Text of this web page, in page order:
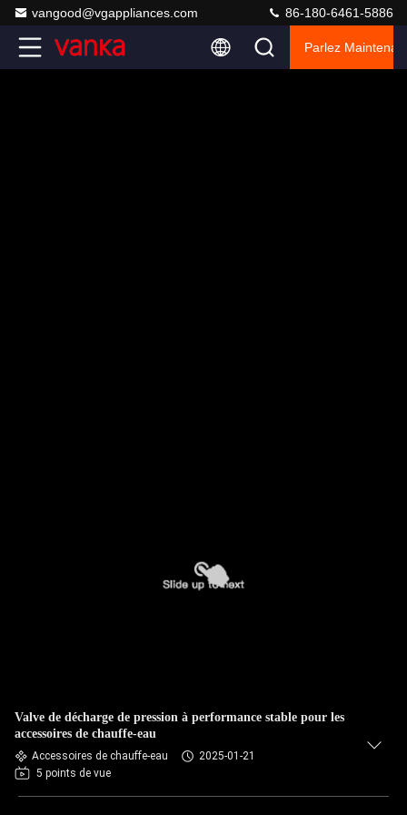
vangood@vgappliances.com 86-180-6461-5886
Parlez
Valve de décharge de pression à performance stable pour les
accessoires de chauffe-eau
Accessoires de chauffe-eau
2025-01-21
5 points de vue